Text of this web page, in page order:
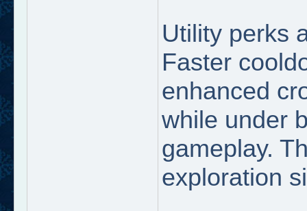
Utility perks
Faster
enhanced
while under
gameplay.
exploration